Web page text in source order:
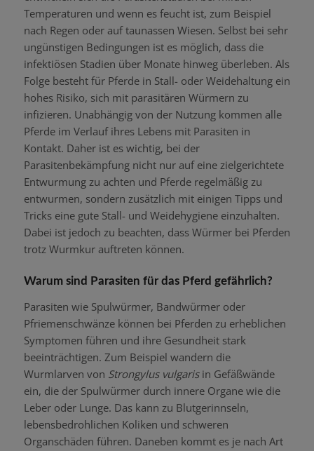
Temperaturen und wenn es feucht ist, zum Beispiel
nach Regen oder auf taunassen Wiesen. Selbst bei sehr
ungünstigen Bedingungen ist es möglich, dass die
infektiösen Stadien über Monate hinweg überleben. Als
Folge besteht für Pferde in Stall- oder Weidehaltung ein
hohes Risiko, sich mit parasitären Würmern zu
infizieren. Unabhängig von der Nutzung kommen alle
Pferde im Verlauf ihres Lebens mit Parasiten in
Kontakt. Daher ist es wichtig, bei der
Parasitenbekämpfung nicht nur auf eine zielgerichtete
Entwurmung zu achten und Pferde regelmäßig zu
entwurmen, sondern zusätzlich mit einigen Tipps und
Tricks eine gute Stall- und Weidehygiene einzuhalten.
Dabei ist jedoch zu beachten, dass Würmer bei Pferden
trotz Wurmkur auftreten können.
Warum sind Parasiten für das Pferd gefährlich?
Parasiten wie Spulwürmer, Bandwürmer oder
Pfriemenschwänze können bei Pferden zu erheblichen
Symptomen führen und ihre Gesundheit stark
beeinträchtigen. Zum Beispiel wandern die
Wurmlarven von Strongylus vulgarisin Gefäßwände
ein, die der Spulwürmer durch innere Organe wie die
Leber oder Lunge. Das kann zu Blutgerinnseln,
lebensbedrohlichen Koliken und schweren
Organschäden führen. Daneben kommt es je nach Art